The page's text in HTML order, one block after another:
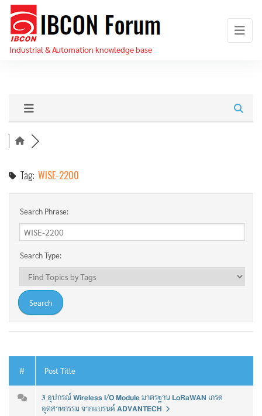
Skip
the
content
Industrial & Automation knowledge base
Tag: WISE-2200
Search Phrase:
Search Type:
# Post Title
𝟑 อุปกรณ์ 𝗪𝗶𝗿𝗲𝗹𝗲𝘀𝘀 𝗜/𝗢 𝗠𝗼𝗱𝘂𝗹𝗲 มาตรฐาน 𝗟𝗼𝗥𝗮𝗪𝗔𝗡 เกรด
อุตสาหกรรม จากแบรนด์ 𝗔𝗗𝗩𝗔𝗡𝗧𝗘𝗖𝗛